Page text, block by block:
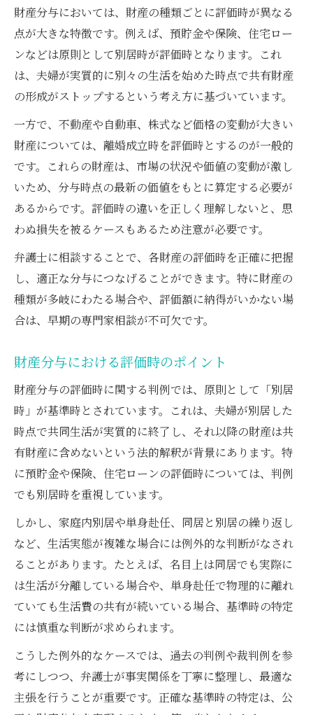
財産分与においては、財産の種類ごとに評価時が異なる
点が大きな特徴です。例えば、預貯金や保険、住宅ロー
ンなどは原則として別居時が評価時となります。これ
は、夫婦が実質的に別々の生活を始めた時点で共有財産
の形成がストップするという考え方に基づいています。
一方で、不動産や自動車、株式など価格の変動が大きい
財産については、離婚成立時を評価時とするのが一般的
です。これらの財産は、市場の状況や価値の変動が激し
いため、分与時点の最新の価値をもとに算定する必要が
あるからです。評価時の違いを正しく理解しないと、思
わぬ損失を被るケースもあるため注意が必要です。
弁護士に相談することで、各財産の評価時を正確に把握
し、適正な分与につなげることができます。特に財産の
種類が多岐にわたる場合や、評価額に納得がいかない場
合は、早期の専門家相談が不可欠です。
財産分与における評価時のポイント
財産分与の評価時に関する判例では、原則として「別居
時」が基準時とされています。これは、夫婦が別居した
時点で共同生活が実質的に終了し、それ以降の財産は共
有財産に含めないという法的解釈が背景にあります。特
に預貯金や保険、住宅ローンの評価時については、判例
でも別居時を重視しています。
しかし、家庭内別居や単身赴任、同居と別居の繰り返し
など、生活実態が複雑な場合には例外的な判断がなされ
ることがあります。たとえば、名目上は同居でも実際に
は生活が分離している場合や、単身赴任で物理的に離れ
ていても生活費の共有が続いている場合、基準時の特定
には慎重な判断が求められます。
こうした例外的なケースでは、過去の判例や裁判例を参
考にしつつ、弁護士が事実関係を丁寧に整理し、最適な
主張を行うことが重要です。正確な基準時の特定は、公